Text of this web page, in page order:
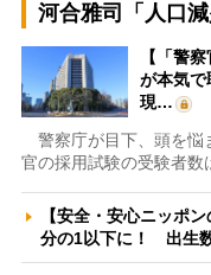
河合雅司「人口減
【「警
が本気
現…
警察庁が目下、頭を悩
官の採用試験の受験者
【安全・安心ニッポ
分の1以下に！ 出生